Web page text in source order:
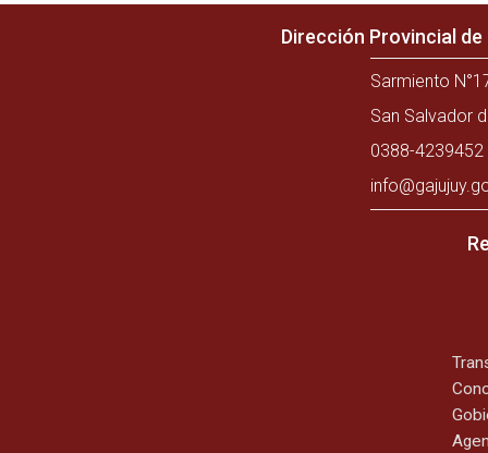
Dirección Provincial
Sarmiento
San Salvador
0388-